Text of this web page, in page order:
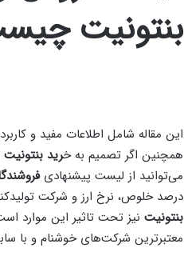
بنتونیت
این مقاله شامل اطلاعات مفید و
همچنین اگر تصمیم به خرید بنتونیت
می‌توانید از لیست پیشنهادی
درصد خلوص، نرخ ارز و شرکت
بنتونیت نیز تحت تاثیر این موارد
معتبرترین شرکت‌های خوشنام و با